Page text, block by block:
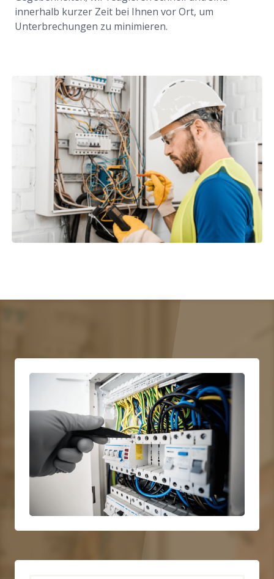
innerhalb kurzer Zeit bei Ihnen vor Ort, um
Unterbrechungen zu minimieren.